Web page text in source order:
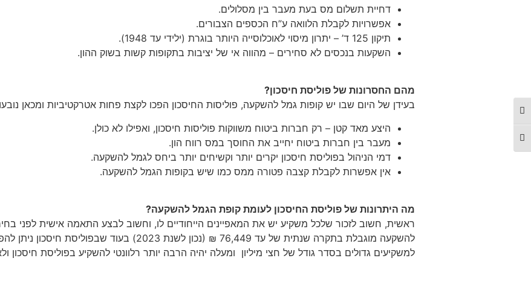
מתג ניגודיות גבוהה
מתג גודל גופן
דחיית תשלום מס בעת מעבר בין מסלולים.
אפשרויות לקבלת הלוואה ע”ח הכספים הצבורים.
תיקון 125 ד’ – יתרון מיסוי לאוכלוסייה היותר בוגרת (ילידי עד 1948).
השקעות בנכסים לא סחירים – מהווה אי של יציבות בתקופות קשות בשוק ההון.
מהם החסרונות של פוליסת חיסכון?
בעידן של היום שבו יש קופות גמל להשקעה, פוליסות החיסכון הפכו לקצת פחות אטרקטיביות ומכאן
היצע מאד קטן – רק חברות ביטוח משווקות פוליסות חיסכון, ואפילו לא כולן.
מעבר בין חברות ביטוח יחייב את החוסך במס רווח הון.
דמי הניהול בפוליסת חיסכון יקרים יותר וקשיחים יותר ביחס לגמל להשקעה.
אין אפשרות לקבלת קצבה פטורה ממס כמו שיש בקופות הגמל להשקעה.
מה היתרונות של פוליסת החיסכון לעומת קופת הגמל להשקעה?
ראשית, חשוב לזכור שלכל משקיע יש את המאפיינים הייחודיים לו, וחשוב לבצע התאמה אישית לפני
להשקעה מוגבלת בתקרה שנתית של עד 76,449 ₪ (נכון לשנת 2023) בעוד שבפוליסת חיסכון ניתן להפקיד כספים
למשקיעים גדולים בסדר גודל של חצי מיליון ומעלה יהיה הרבה יותר רלוונטי להשקיע בפוליסת